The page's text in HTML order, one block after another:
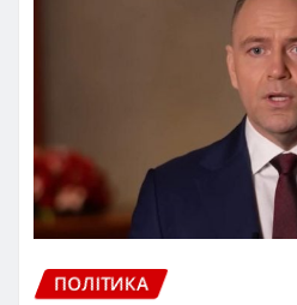
ПОЛІТИКА